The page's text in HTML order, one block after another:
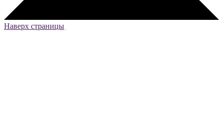
Наверх страницы